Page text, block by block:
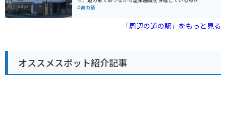
は、温泉施設も多く、宿泊も可能です。 バイクで訪れる
大の特徴です。 温泉は、世界屈指の炭酸泉として知られ
美肌効果など様々で、多くの観光客が訪れます。隣接す
る「ガニ湯」は、川沿いに作られた露天風呂で、無料で
するショップもあり、お土産探しにも最適です。特に、
温泉熱を利用して作られた「温泉蒸しプリン」は、道の
駅の人気商品です。 長湯温泉は、昔ながらの温泉街の風
#道の駅
「周辺の道の駅」をもっと見る
オススメスポット紹介記事